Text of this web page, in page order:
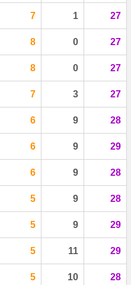
7 1 27
8 0 27
8 0 27
7 3 27
6 9 28
6 9 29
6 9 28
5 9 28
5 9 29
5 11 29
5 10 28